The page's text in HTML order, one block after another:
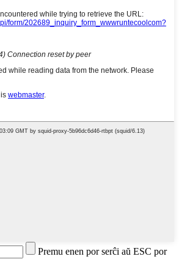
Premu enen por serĉi aŭ ESC por